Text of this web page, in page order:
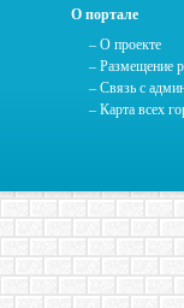
О портале
– О проекте
– Размещение
– Связь с
– Карта всех